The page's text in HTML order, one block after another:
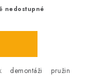
nedostupné
demontáži pružin